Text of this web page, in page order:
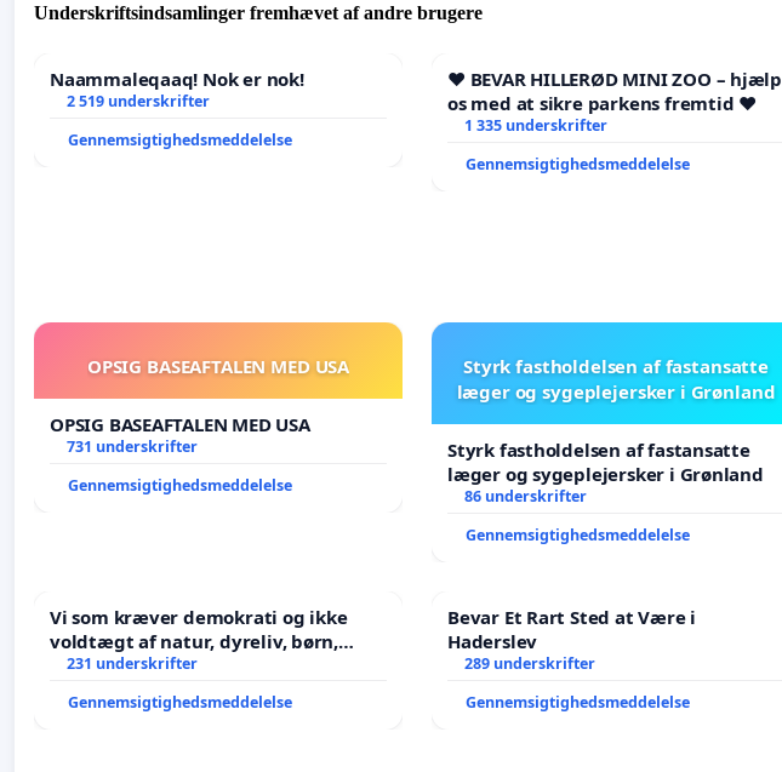
Underskriftsindsamlinger fremhævet af andre brugere
Naammaleqaaq! Nok er nok!
2 519 underskrifter
Gennemsigtighedsmeddelelse
❤️ BEVAR HILLERØD MINI ZOO – hjælp
os med at sikre parkens fremtid ❤️
1 335 underskrifter
Gennemsigtighedsmeddelelse
OPSIG BASEAFTALEN MED USA
OPSIG BASEAFTALEN MED USA
731 underskrifter
Gennemsigtighedsmeddelelse
Styrk fastholdelsen af fastansatte
læger og sygeplejersker i Grønland
Styrk fastholdelsen af fastansatte
læger og sygeplejersker i Grønland
86 underskrifter
Gennemsigtighedsmeddelelse
Vi som kræver demokrati og ikke
voldtægt af natur, dyreliv, børn,
unge Borgene har sagt NEJ i mange
231 underskrifter
Gennemsigtighedsmeddelelse
Bevar Et Rart Sted at Være i
Haderslev
289 underskrifter
Gennemsigtighedsmeddelelse